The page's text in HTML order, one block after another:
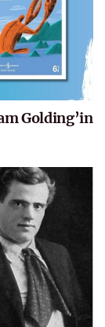
Golding’in